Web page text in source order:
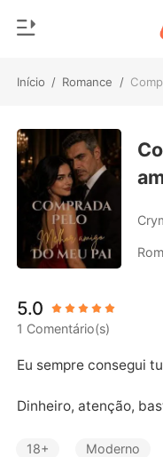
Início / Romance /
Loja
Histórico
Sair
Baixar App
Gênero
Moderno
Lobisomem
Contos
Bilionários
Contos Curtos
5.0
1 Comentário(s)
Eu sempre consegui
Dinheiro, atenção,
Até Lucius aparecer.
18+ Moderno